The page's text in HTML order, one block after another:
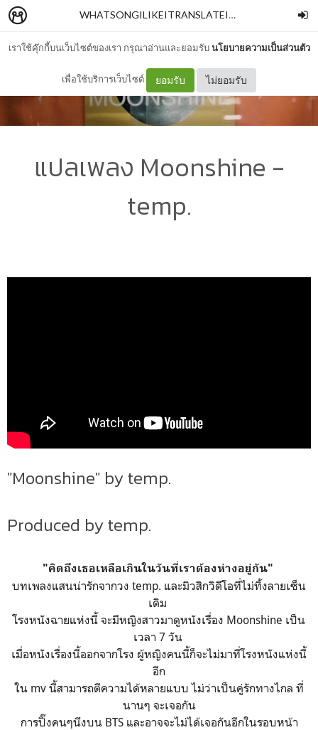
เราใช้คุ๊กกี้บนเว็บไซต์ของเรา กรุณาอ่านและยอมรับนโยบายความเป็นส่วนตัว
เพื่อใช้บริการเว็บไซต์ ยอมรับ ไม่ยอมรับ
WHATSONGILIKEITRANSLATEIT
แปลเพลง Moonshine -
temp.
"Moonshine" by temp.
Produced by temp.
"คิดถึงเธอเหลือเกินในวันที่เราต้องห่างอยู่กัน"
บทเพลงแสนน่ารักจากวง temp. และมิวสิกวิดีโอที่ไม่ทิ้งลายเซ็น
เดิม
โรงหนังฉายแห่งนี้ จะมีหญิงสาวมาดูหนังเรื่อง Moonshine เป็น
เวลา 7 วัน
เมื่อหนังเรื่องนี้ออกจากโรง ผู้หญิงคนนี้ก็จะไม่มาที่โรงหนังแห่งนี้
อีก
ใน mv นี้สามารถตีความได้หลายแบบ ไม่ว่าเป็นคู่รักทางไกล ที่
นานๆ จะเจอกัน
การปิ๊งคนๆนึงบน BTS และอาจจะไม่ได้เจอกันอีกในรอบหน้า